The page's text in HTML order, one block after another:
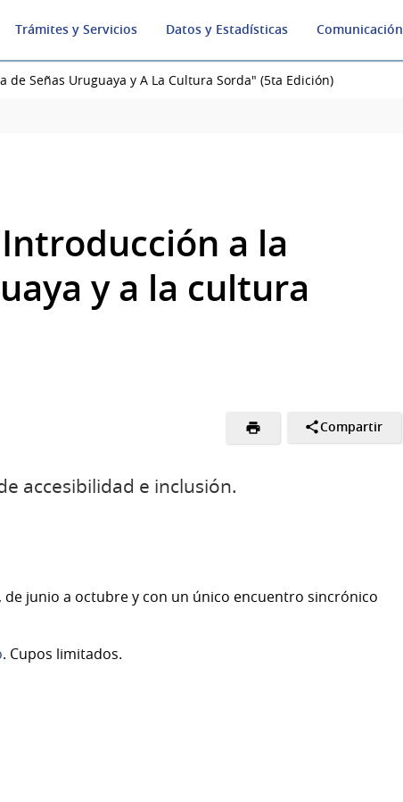
Trámites y Servicios Datos y Estadísticas Comunicación
Señas Uruguaya y A La Cultura Sorda" (5ta Edición)
a la
y a la cultura
Compartir
accesibilidad e inclusión.
junio a octubre y con un único encuentro sincrónico
. Cupos limitados.